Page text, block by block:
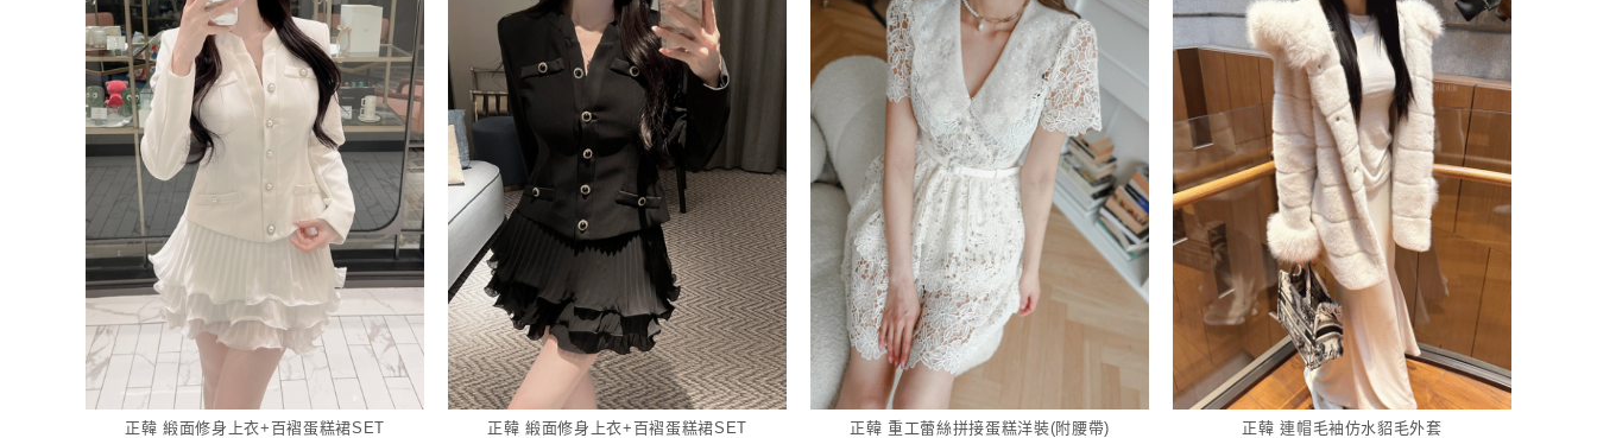
正韓 緞面修身上衣+百褶蛋糕裙SET 正韓 緞面修身上衣+百褶蛋糕裙SET 正韓 重工蕾絲拼接蛋糕洋裝(附腰帶) 正韓 連帽毛袖仿水貂毛外套